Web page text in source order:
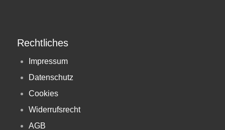
Rechtliches
Impressum
Datenschutz
Cookies
Widerrufsrecht
AGB